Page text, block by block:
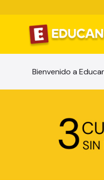
Bienvenido a